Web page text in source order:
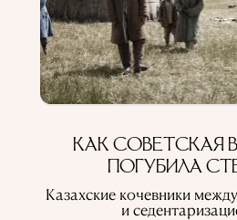
КАК СОВЕТСКАЯ
ПОГУБИЛА
Казахские кочевники
и